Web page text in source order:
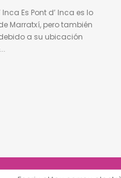
Es Pont d’ Inca es lo
Marratxí, pero también
a su ubicación